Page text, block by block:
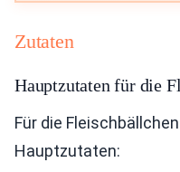
Zutaten
Hauptzutaten für die
Für die
Hauptzutaten: